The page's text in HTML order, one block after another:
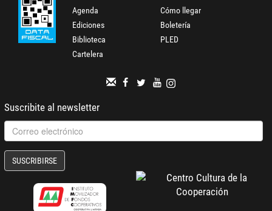
Agenda
Ediciones
Biblioteca
Cartelera
Cómo llegar
Boletería
PLED
Suscribite al newsletter
SUSCRIBIRSE